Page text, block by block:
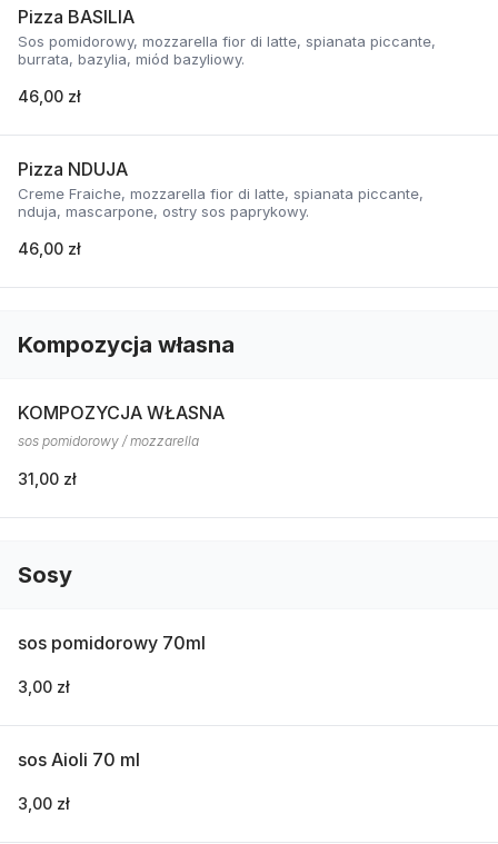
Pizza BASILIA
Sos pomidorowy, mozzarella fior di latte, spianata piccante,
burrata, bazylia, miód bazyliowy.
46,00 zł
Pizza NDUJA
Creme Fraiche, mozzarella fior di latte, spianata piccante,
nduja, mascarpone, ostry sos paprykowy.
46,00 zł
Kompozycja własna
KOMPOZYCJA WŁASNA
sos pomidorowy / mozzarella
31,00 zł
Sosy
sos pomidorowy 70ml
3,00 zł
sos Aioli 70 ml
3,00 zł